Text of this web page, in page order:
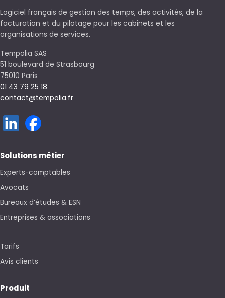
Logiciel français de gestion des temps, des activités, de la
facturation et du pilotage pour les cabinets et les
organisations de services.
Tempolia SAS
51 boulevard de Strasbourg
75010 Paris
01 43 79 25 18
contact@tempolia.fr
Solutions métier
Experts-comptables
Avocats
Bureaux d’études & ESN
Entreprises & associations
Tarifs
Avis clients
Produit